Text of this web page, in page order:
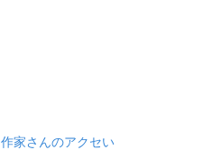
作家さんのアクセい